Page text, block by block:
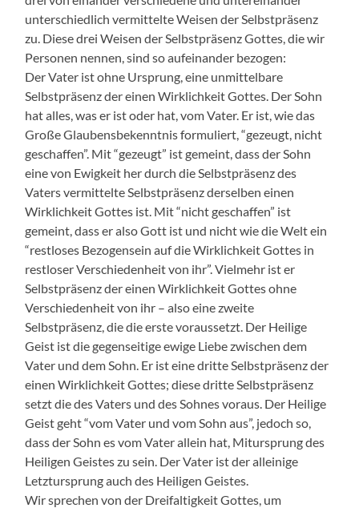
unterschiedlich vermittelte Weisen der Selbstpräsenz
zu. Diese drei Weisen der Selbstpräsenz Gottes, die wir
Personen nennen, sind so aufeinander bezogen:
Der Vater ist ohne Ursprung, eine unmittelbare
Selbstpräsenz der einen Wirklichkeit Gottes. Der Sohn
hat alles, was er ist oder hat, vom Vater. Er ist, wie das
Große Glaubensbekenntnis formuliert, “gezeugt, nicht
geschaffen”. Mit “gezeugt” ist gemeint, dass der Sohn
eine von Ewigkeit her durch die Selbstpräsenz des
Vaters vermittelte Selbstpräsenz derselben einen
Wirklichkeit Gottes ist. Mit “nicht geschaffen” ist
gemeint, dass er also Gott ist und nicht wie die Welt ein
“restloses Bezogensein auf die Wirklichkeit Gottes in
restloser Verschiedenheit von ihr”. Vielmehr ist er
Selbstpräsenz der einen Wirklichkeit Gottes ohne
Verschiedenheit von ihr – also eine zweite
Selbstpräsenz, die die erste voraussetzt. Der Heilige
Geist ist die gegenseitige ewige Liebe zwischen dem
Vater und dem Sohn. Er ist eine dritte Selbstpräsenz der
einen Wirklichkeit Gottes; diese dritte Selbstpräsenz
setzt die des Vaters und des Sohnes voraus. Der Heilige
Geist geht “vom Vater und vom Sohn aus”, jedoch so,
dass der Sohn es vom Vater allein hat, Mitursprung des
Heiligen Geistes zu sein. Der Vater ist der alleinige
Letztursprung auch des Heiligen Geistes.
Wir sprechen von der Dreifaltigkeit Gottes, um